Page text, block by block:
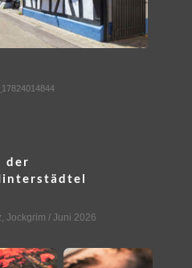
der
, Jockgrim / Juni 2026